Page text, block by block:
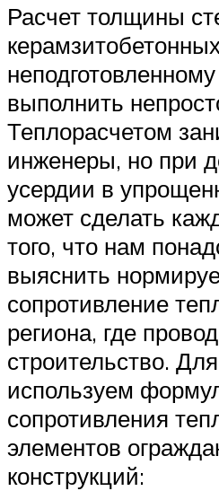
Расчет толщины
выполнить
Теплорасчетом
инженеры, но при
усердии в
может сделать
того, что нам
выяснить
сопротивление
региона, где
строительство. Для
используем
сопротивления
элементов
конструкций: